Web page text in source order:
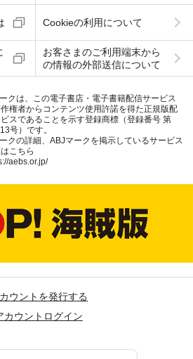
Cookieの利用について
お客さまのご利用端末から
の情報の外部送信について
クは、この電子書店・電子書籍配信サービス
権者からコンテンツ使用許諾を得た正規版配
スであることを示す登録商標（登録番号 第
号）です。
クの詳細、ABJマークを掲示しているサービス
こちら
aebs.or.jp/
ウントを発行する
カウントログイン